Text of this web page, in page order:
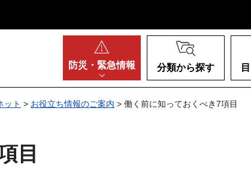
防災・ 緊急情報 分類から探す
ット > お役立ち情報のご案内 > 働く前に知っておくべき7項目
目